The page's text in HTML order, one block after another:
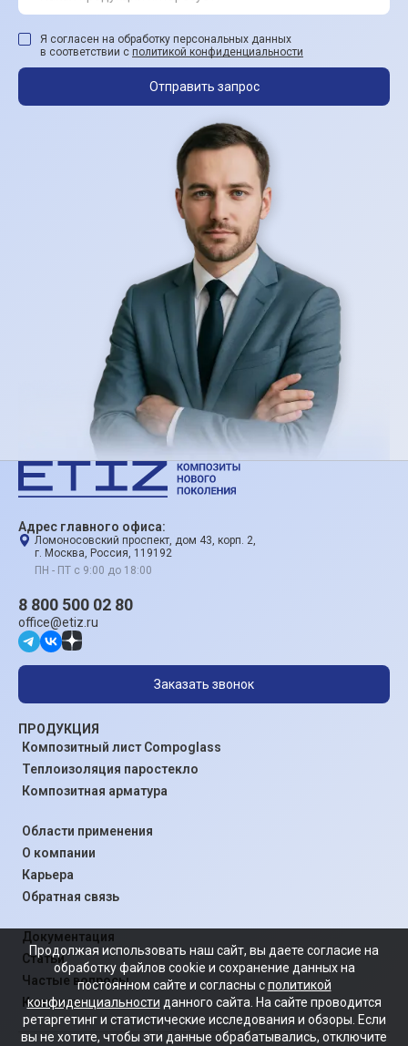
Я согласен на обработку персональных данных
в соответствии с политикой конфиденциальности
Отправить запрос
Адрес главного офиса:
Ломоносовский проспект, дом 43, корп. 2,
г. Москва, Россия, 119192
ПН - ПТ с 9:00 до 18:00
ПРОДУКЦИЯ
Композитный лист Compoglass
Теплоизоляция паростекло
Композитная арматура
Области применения
О компании
Карьера
Обратная связь
Документация
Статьи
Частые вопросы
Контакты
8 800 500 02 80
office@etiz.ru
Заказать звонок
Продолжая использовать наш сайт, вы даете согласие на
обработку файлов cookie и сохранение данных на
постоянном сайте и согласны сполитикой
конфиденциальности данного сайта. На сайте проводится
ретаргетинг и статистические исследования и обзоры. Если
вы не хотите, чтобы эти данные обрабатывались, отключите